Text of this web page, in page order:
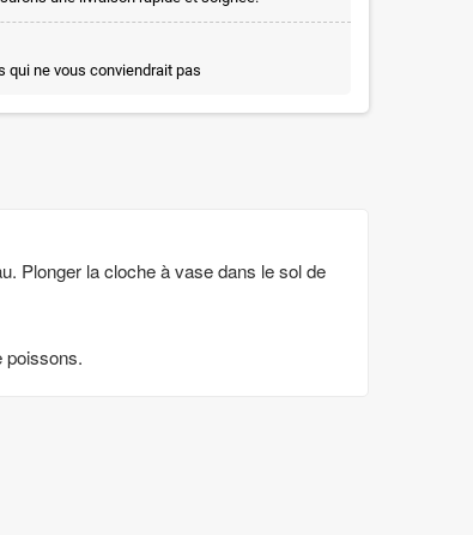
qui ne vous conviendrait pas
Plonger la cloche à vase dans le sol de
poissons.